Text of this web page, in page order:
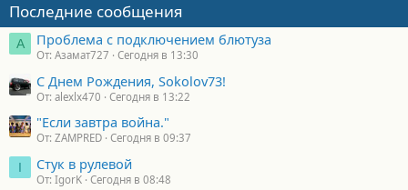
Последние сообщения
А Проблема с подключением блютуза
От: Азамат727 Сегодня в 13:30
С Днем Рождения, Sokolov73!
От: alexlx470 Сегодня в 13:22
"Если завтра война."
От: ZAMPRED Сегодня в 09:37
I Стук в рулевой
От: IgorK Сегодня в 08:48